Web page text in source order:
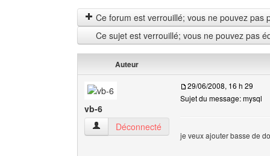
Ce forum est verrouillé; vous ne pouvez pas
Ce sujet est verrouillé; vous ne pouvez pas
Auteur
vb-6
vb-6 Voir le profil de l'utilisateur
Déconnecté
29/06/2008, 16 h 29
Sujet du message: mysql
je veux ajouter basse de